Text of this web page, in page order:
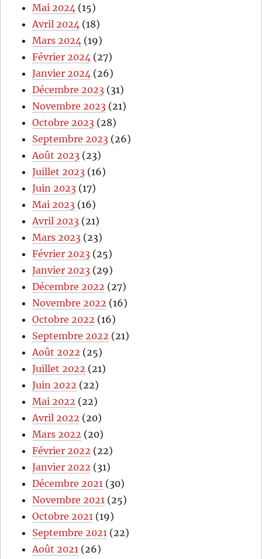
Mai 2024 (15)
Avril 2024 (18)
Mars 2024 (19)
Février 2024 (27)
Janvier 2024 (26)
Décembre 2023 (31)
Novembre 2023 (21)
Octobre 2023 (28)
Septembre 2023 (26)
Août 2023 (23)
Juillet 2023 (16)
Juin 2023 (17)
Mai 2023 (16)
Avril 2023 (21)
Mars 2023 (23)
Février 2023 (25)
Janvier 2023 (29)
Décembre 2022 (27)
Novembre 2022 (16)
Octobre 2022 (16)
Septembre 2022 (21)
Août 2022 (25)
Juillet 2022 (21)
Juin 2022 (22)
Mai 2022 (22)
Avril 2022 (20)
Mars 2022 (20)
Février 2022 (22)
Janvier 2022 (31)
Décembre 2021 (30)
Novembre 2021 (25)
Octobre 2021 (19)
Septembre 2021 (22)
Août 2021 (26)